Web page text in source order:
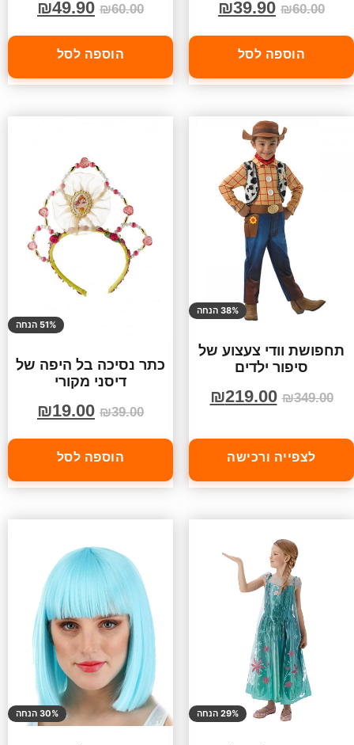
₪60.00
₪39.90
הוספה לסל
₪60.00
₪49.90
הוספה לסל
38% הנחה
תחפושת וודי צעצוע של
סיפור ילדים
₪349.00
₪219.00
לצפייה ורכישה
51% הנחה
כתר נסיכה בל היפה של
דיסני מקורי
₪39.00
₪19.00
הוספה לסל
29% הנחה 30% הנחה